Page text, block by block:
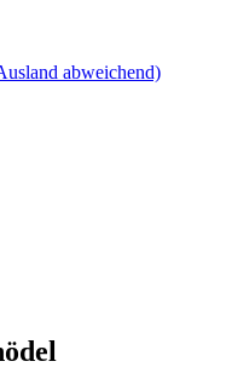
abweichend)